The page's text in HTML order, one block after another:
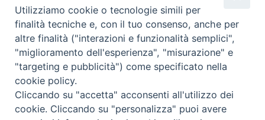
Orari
da lunedi al venerdi dalle ore 9.30 alle 12.30
Contatti
Tel. 090.6684111 - Fax. 090.6684206
Utilizziamo cookie o tecnologie simili per
finalità tecniche e, con il tuo consenso, anche per
altre finalità ("interazioni e funzionalità semplici",
"miglioramento dell'esperienza", "misurazione" e
"targeting e pubblicità") come specificato nella
cookie policy.
Cliccando su "accetta" acconsenti all'utilizzo dei
cookie. Cliccando su "personalizza" puoi avere